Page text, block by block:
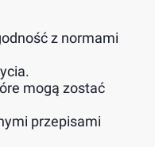
z normami
mogą zostać
przepisami